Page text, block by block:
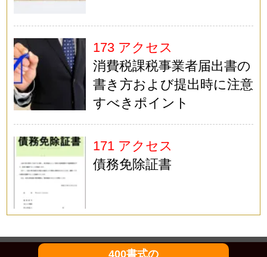
173 アクセス
消費税課税事業者届出書の
書き方および提出時に注意
すべきポイント
171 アクセス
債務免除証書
400書式の